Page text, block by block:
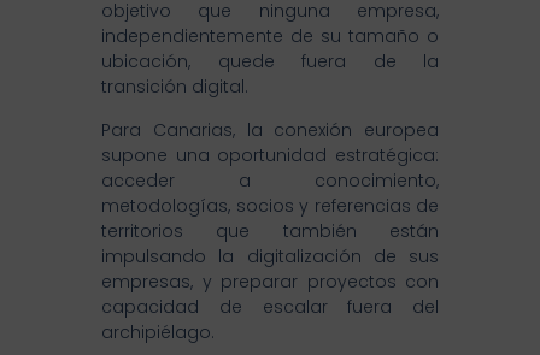
objetivo que ninguna empresa,
independientemente de su tamaño o
ubicación, quede fuera de la
transición digital.
Para Canarias, la conexión europea
supone una oportunidad estratégica:
acceder a conocimiento,
metodologías, socios y referencias de
territorios que también están
impulsando la digitalización de sus
empresas, y preparar proyectos con
capacidad de escalar fuera del
archipiélago.